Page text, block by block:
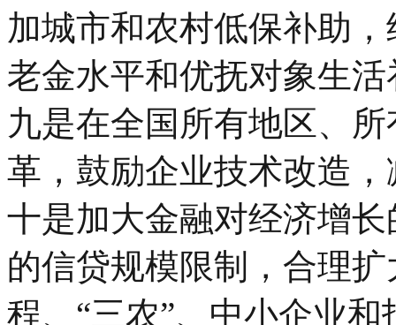
加城市和农村低保补助
老金水平和优抚对象生
九是在全国所有地区、
革，鼓励企业技术改造
十是加大金融对经济增
的信贷规模限制，合理
程、“三农”、中小企业